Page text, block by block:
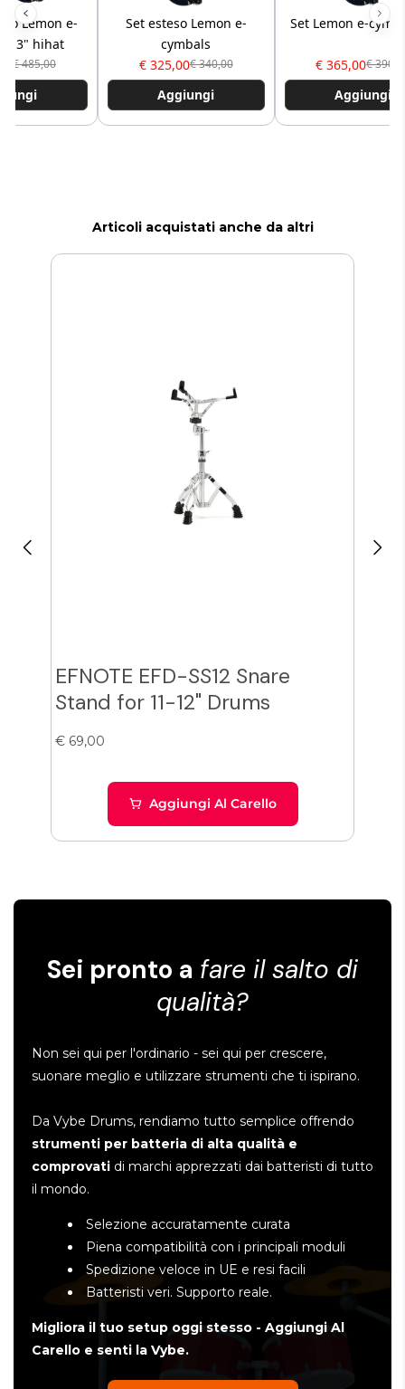
Lemon e-
13" hihat
€ 485,00
Set esteso Lemon e-
cymbals
€ 325,00€ 340,00
Aggiungi
Set Lemon e-
€ 365,00€
Aggiungi
Articoli acquistati anche da altri
EFNOTE EFD-SS12 Snare
Stand for 11-12" Drums
€ 69,00
Aggiungi Al Carello
Sei pronto a fare il salto di
qualità?
Non sei qui per l'ordinario - sei qui per crescere,
suonare meglio e utilizzare strumenti che ti ispirano.
Da Vybe Drums, rendiamo tutto semplice offrendo
strumenti per batteria di alta qualità e
comprovati di marchi apprezzati dai batteristi di tutto
il mondo.
Selezione accuratamente curata
Piena compatibilità con i principali moduli
Spedizione veloce in UE e resi facili
Batteristi veri. Supporto reale.
Migliora il tuo setup oggi stesso - Aggiungi Al
Carello e senti la Vybe.